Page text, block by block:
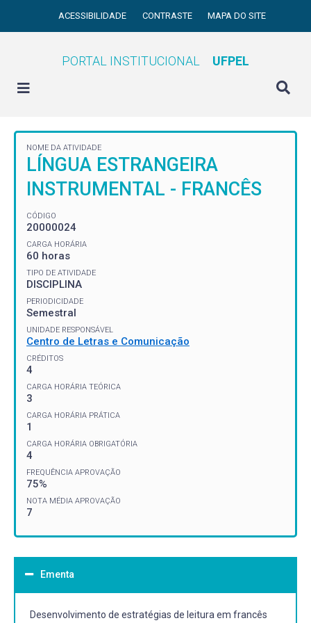
ACESSIBILIDADE CONTRASTE MAPA DO SITE
PORTAL INSTITUCIONAL UFPEL
NOME DA ATIVIDADE
LÍNGUA ESTRANGEIRA
INSTRUMENTAL - FRANCÊS
CÓDIGO
20000024
CARGA HORÁRIA
60 horas
TIPO DE ATIVIDADE
DISCIPLINA
PERIODICIDADE
Semestral
UNIDADE RESPONSÁVEL
Centro de Letras e Comunicação
CRÉDITOS
4
CARGA HORÁRIA TEÓRICA
3
CARGA HORÁRIA PRÁTICA
1
CARGA HORÁRIA OBRIGATÓRIA
4
FREQUÊNCIA APROVAÇÃO
75%
NOTA MÉDIA APROVAÇÃO
7
Ementa
Desenvolvimento de estratégias de leitura em francês